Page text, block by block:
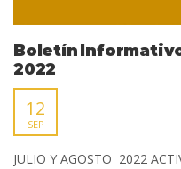
Boletín
2022
12
SEP
JULIO Y AGOSTO 2022